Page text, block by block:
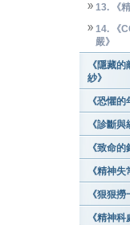
13. 《
14. 《
嚴》
《隱藏
紗》
《恐懼的
《診斷與
《致命的
《精神失
《狠狠撈
《精神